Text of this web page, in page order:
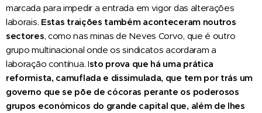
marcada para impedir a entrada em vigor das alterações
laborais. Estas traições também aconteceram noutros
sectores, como nas minas de Neves Corvo, que é outro
grupo multinacional onde os sindicatos acordaram a
laboração contínua. Isto prova que há uma prática
reformista, camuflada e dissimulada, que tem por trás um
governo que se põe de cócoras perante os poderosos
grupos económicos do grande capital que, além de lhes